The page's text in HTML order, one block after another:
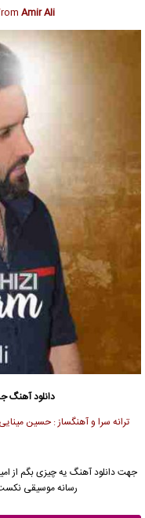
Amir Ali
دانلود آهنگ
ترانه سرا و آهنگساز : حسین
جهت دانلود آهنگ یه چیزی بگم از
رسانه موسیقی